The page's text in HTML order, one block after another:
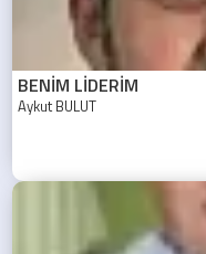
BENİM LİDERİM
Aykut BULUT